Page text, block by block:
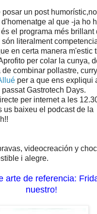
un post
al que -ja ho
el programa més brillant
literalment
en certa manera m'estic
per colar la cunya,
de combinar pollastre,
per a que ens expliqui
Gastrotech Days.
per internet a les
us baixeu el podcast de la
videocreación y
i alegre.
arte de referencia:
nuestro!